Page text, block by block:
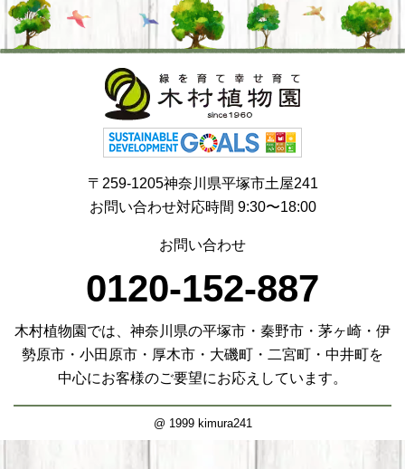
〒259-1205神奈川県平塚市土屋241
お問い合わせ対応時間 9:30〜18:00
お問い合わせ
0120-152-887
木村植物園では、神奈川県の平塚市・秦野市・茅ヶ崎・伊
勢原市・小田原市・厚木市・大磯町・二宮町・中井町を
中心にお客様のご要望にお応えしています。
@ 1999 kimura241